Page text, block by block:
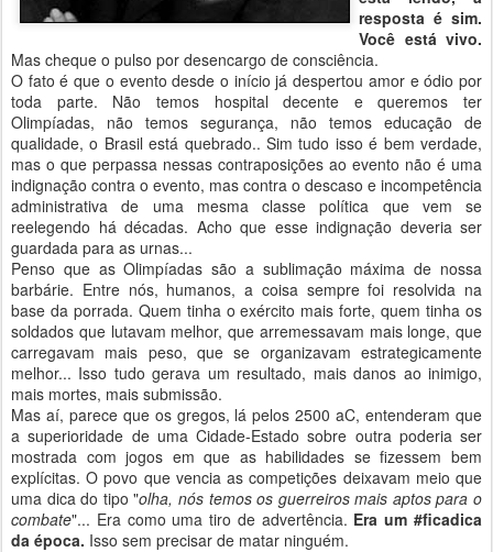
resposta é sim.
Você está vivo.
Mas cheque o pulso por desencargo de consciência.
O fato é que o evento desde o início já despertou amor e ódio por
toda parte. Não temos hospital decente e queremos ter
Olimpíadas, não temos segurança, não temos educação de
qualidade, o Brasil está quebrado.. Sim tudo isso é bem verdade,
mas o que perpassa nessas contraposições ao evento não é uma
indignação contra o evento, mas contra o descaso e incompetência
administrativa de uma mesma classe política que vem se
reelegendo há décadas. Acho que esse indignação deveria ser
guardada para as urnas...
Penso que as Olimpíadas são a sublimação máxima de nossa
barbárie. Entre nós, humanos, a coisa sempre foi resolvida na
base da porrada. Quem tinha o exército mais forte, quem tinha os
soldados que lutavam melhor, que arremessavam mais longe, que
carregavam mais peso, que se organizavam estrategicamente
melhor... Isso tudo gerava um resultado, mais danos ao inimigo,
mais mortes, mais submissão.
Mas aí, parece que os gregos, lá pelos 2500 aC, entenderam que
a superioridade de uma Cidade-Estado sobre outra poderia ser
mostrada com jogos em que as habilidades se fizessem bem
explícitas. O povo que vencia as competições deixavam meio que
uma dica do tipo "olha, nós temos os guerreiros mais aptos para o
combate"... Era como uma tiro de advertência. Era um #ficadica
da época. Isso sem precisar de matar ninguém.